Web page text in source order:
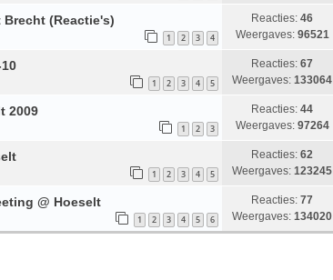
Brecht (Reactie's)
1 2 3 4
Reacties: 46
Weergaves: 96521
1 2 3 4 5
Reacties: 67
Weergaves: 133064
2009
1 2 3
Reacties: 44
Weergaves: 97264
1 2 3 4 5
Reacties: 62
Weergaves: 123245
@ Hoeselt
1 2 3 4 5 6
Reacties: 77
Weergaves: 134020